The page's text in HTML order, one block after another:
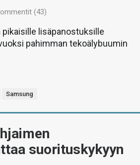
(43)
lisäpanostuksille
pahimman tekoälybuumin
Samsung
suorituskykyyn